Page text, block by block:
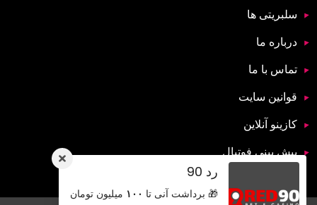
سلبریتی ها
درباره ما
تماس با ما
قوانین سایت
کازینو آنلاین
پیش بینی فوتبال
رد 90
🎁 برداشت آنی تا ۱۰۰ میلیون تومان